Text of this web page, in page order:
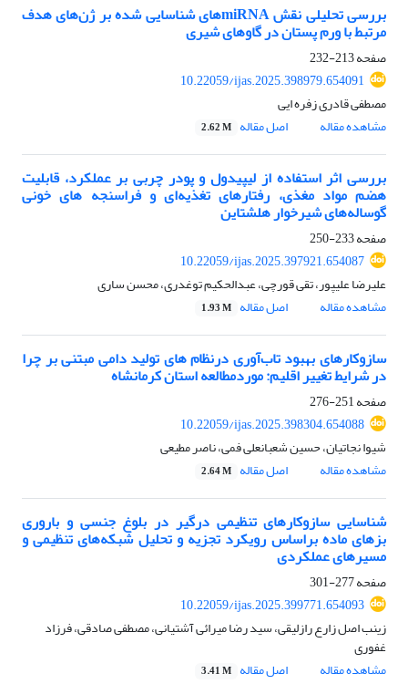
بررسی تحلیلی نقش miRNAهای شناسایی شده بر ژن‌های هدف
مرتبط با ورم پستان در گاوهای شیری
صفحه213-232
10.22059/ijas.2025.398979.654091
مصطفی قادری زفره ایی
مشاهده مقاله
اصل مقاله 2.62 M
بررسی اثر استفاده از لیپیدول و پودر چربی بر عملکرد، قابلیت‌
هضم مواد مغذی، رفتارهای تغذیه‌ای و فراسنجه های خونی
گوساله‌های شیرخوار هلشتاین
صفحه233-250
10.22059/ijas.2025.397921.654087
علیرضا علیپور، تقی قورچی، عبدالحکیم توغدری، محسن ساری
مشاهده مقاله
اصل مقاله 1.93 M
سازوکارهای بهبود تاب‌آوری درنظام های تولید دامی مبتنی بر چرا
در شرایط تغییر اقلیم: موردمطالعه استان کرمانشاه
صفحه251-276
10.22059/ijas.2025.398304.654088
شیوا نجاتیان، حسین شعبانعلی فمی، ناصر مطیعی
مشاهده مقاله
اصل مقاله 2.64 M
شناسایی سازوکارهای تنظیمی درگیر در بلوغ جنسی و باروری
بزهای ماده براساس رویکرد تجزیه و تحلیل شبکه‌های تنظیمی و
مسیرهای عملکردی
صفحه277-301
10.22059/ijas.2025.399771.654093
زینب اصل زارع رازلیقی، سید رضا میرائی آشتیانی، مصطفی صادقی، فرزاد
غفوری
مشاهده مقاله
اصل مقاله 3.41 M